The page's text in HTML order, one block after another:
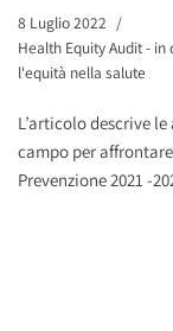
8 Luglio 2022
Health Equity Audit - in
l'equità nella salute
L’articolo descrive
campo per
Prevenzione 2021 -